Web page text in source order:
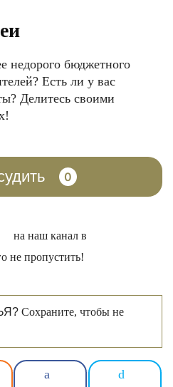
недорого бюджетного
Есть ли у вас
Делитесь своими
0
на наш канал в
не пропустить!
Сохраните, чтобы не